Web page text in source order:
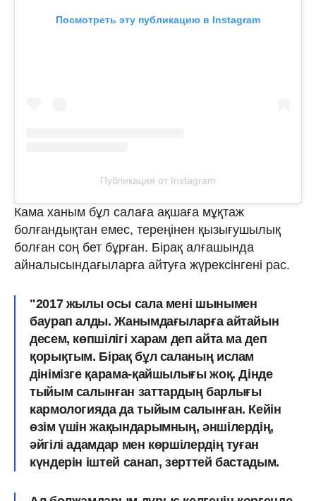
Посмотреть эту публикацию в Instagram
Публикация от Instagram
Кама ханым бұл салаға ақшаға мұқтаж
болғандықтан емес, тереңінен қызығушылық
болған соң бет бұрған. Бірақ алғашында
айналысындағыларға айтуға жүрексінгені рас.
"2017 жылы осы сала мені шынымен
баурап алды. Жанымдағыларға айтайын
десем, көпшілігі харам деп айта ма деп
қорықтым. Бірақ бұл саланың ислам
дінімізге қарама-қайшылығы жоқ. Дінде
тыйым салынған заттардың барлығы
кармологияда да тыйым салынған. Кейін
өзім үшін жақындарымның, әншілердің,
әйгілі адамдар мен көршілердің туған
күндерін іштей санап, зерттей бастадым.